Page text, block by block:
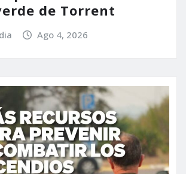
de Torrent
Ago 4, 2026